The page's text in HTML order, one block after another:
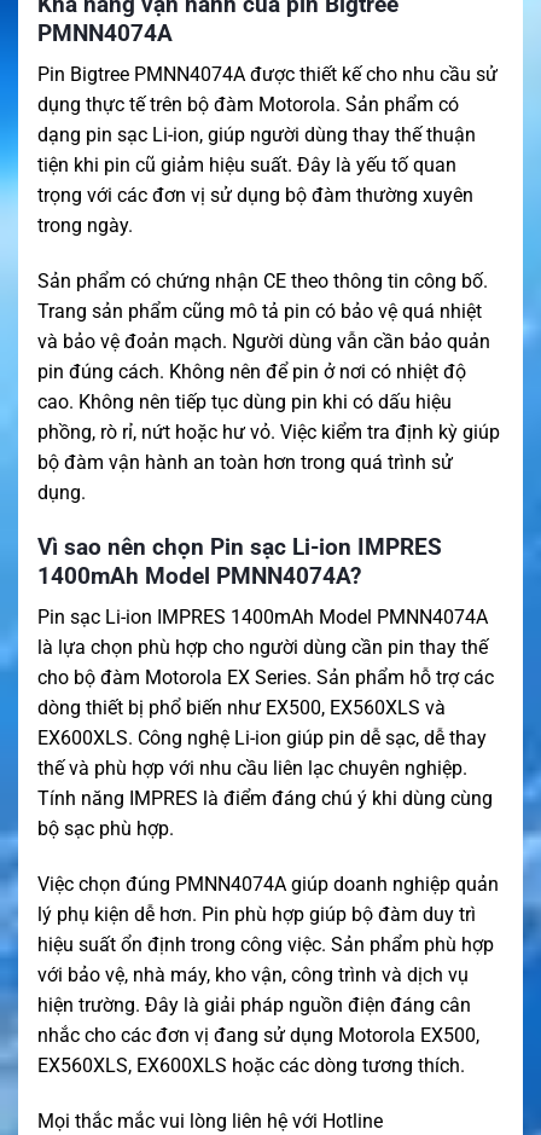
PMNN4074A
Pin Bigtree PMNN4074A được thiết kế cho nhu cầu sử
dụng thực tế trên bộ đàm Motorola. Sản phẩm có
dạng pin sạc Li-ion, giúp người dùng thay thế thuận
tiện khi pin cũ giảm hiệu suất. Đây là yếu tố quan
trọng với các đơn vị sử dụng bộ đàm thường xuyên
trong ngày.
Sản phẩm có chứng nhận CE theo thông tin công bố.
Trang sản phẩm cũng mô tả pin có bảo vệ quá nhiệt
và bảo vệ đoản mạch. Người dùng vẫn cần bảo quản
pin đúng cách. Không nên để pin ở nơi có nhiệt độ
cao. Không nên tiếp tục dùng pin khi có dấu hiệu
phồng, rò rỉ, nứt hoặc hư vỏ. Việc kiểm tra định kỳ giúp
bộ đàm vận hành an toàn hơn trong quá trình sử
dụng.
Vì sao nên chọn Pin sạc Li-ion IMPRES
1400mAh Model PMNN4074A?
Pin sạc Li-ion IMPRES 1400mAh Model PMNN4074A
là lựa chọn phù hợp cho người dùng cần pin thay thế
cho bộ đàm Motorola EX Series. Sản phẩm hỗ trợ các
dòng thiết bị phổ biến như EX500, EX560XLS và
EX600XLS. Công nghệ Li-ion giúp pin dễ sạc, dễ thay
thế và phù hợp với nhu cầu liên lạc chuyên nghiệp.
Tính năng IMPRES là điểm đáng chú ý khi dùng cùng
bộ sạc phù hợp.
Việc chọn đúng PMNN4074A giúp doanh nghiệp quản
lý phụ kiện dễ hơn. Pin phù hợp giúp bộ đàm duy trì
hiệu suất ổn định trong công việc. Sản phẩm phù hợp
với bảo vệ, nhà máy, kho vận, công trình và dịch vụ
hiện trường. Đây là giải pháp nguồn điện đáng cân
nhắc cho các đơn vị đang sử dụng Motorola EX500,
EX560XLS, EX600XLS hoặc các dòng tương thích.
Mọi thắc mắc vui lòng liên hệ với Hotline